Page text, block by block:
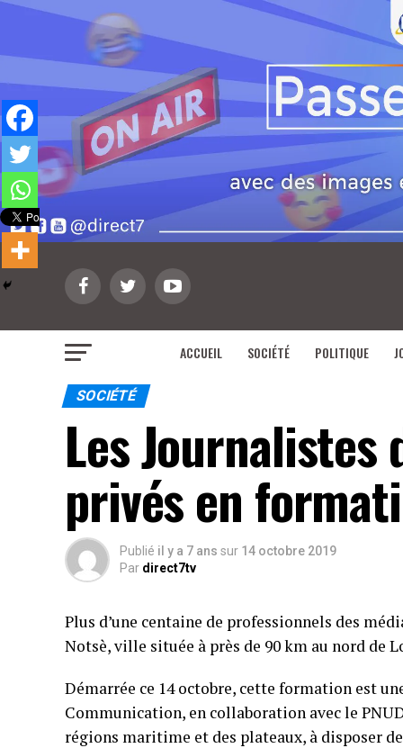
ACCUEIL SOCIÉTÉ POLITIQUE
SOCIÉTÉ
Les
privés en
Publié il y a 7 ans sur 14 octobre 2019
Par direct7tv
Plus d’une centaine de professionnels des
Notsè, ville située à près de 90 km au nord de
Démarrée ce 14 octobre, cette formation est
Communication, en collaboration avec le
régions maritime et des plateaux, à disposer